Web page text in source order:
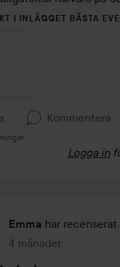
I INLÄGGET BÄSTA
Kommentera
Logga in
Emma har
4 månader
Inlägget skapades 4